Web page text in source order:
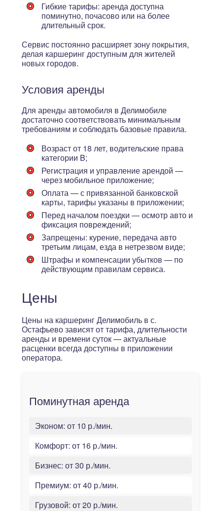
Гибкие тарифы: аренда доступна
поминутно, почасово или на более
длительный срок.
Сервис постоянно расширяет зону покрытия,
делая каршеринг доступным для жителей
новых городов.
Условия аренды
Для аренды автомобиля в Делимобиле
достаточно соответствовать минимальным
требованиям и соблюдать базовые правила.
Возраст от 18 лет, водительские права
категории B;
Регистрация и управление арендой —
через мобильное приложение;
Оплата — с привязанной банковской
карты, тарифы указаны в приложении;
Перед началом поездки — осмотр авто и
фиксация повреждений;
Запрещены: курение, передача авто
третьим лицам, езда в нетрезвом виде;
Штрафы и компенсации убытков — по
действующим правилам сервиса.
Цены
Цены на каршеринг Делимобиль в с.
Остафьево зависят от тарифа, длительности
аренды и времени суток — актуальные
расценки всегда доступны в приложении
оператора.
Поминутная аренда
Эконом: от 10 р./мин.
Комфорт: от 16 р./мин.
Бизнес: от 30 р./мин.
Премиум: от 40 р./мин.
Грузовой: от 20 р./мин.